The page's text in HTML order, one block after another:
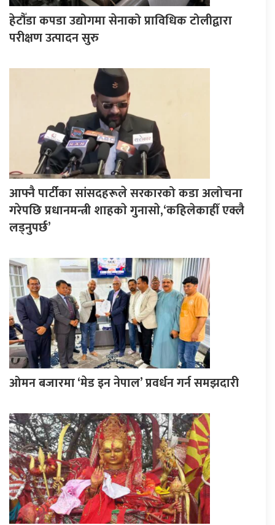
हेटौँडा कपडा उद्योगमा सेनाको प्राविधिक टोलीद्वारा
परीक्षण उत्पादन सुरु
आफ्नै पार्टीका सांसदहरूले सरकारको कडा अलोचना
गरेपछि प्रधानमन्त्री शाहकाे गुनासाे,‘कहिलेकाहीँ एक्लै
लड्नुपर्छ’
ओमन बजारमा ‘मेड इन नेपाल’ प्रवर्धन गर्न समझदारी